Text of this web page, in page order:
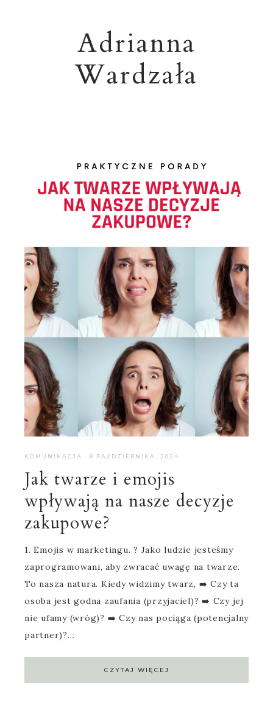
Adrianna
Wardzała
KOMUNIKACJA · 8 PAŹDZIERNIKA, 2024
Jak twarze i emojis
wpływają na nasze decyzje
zakupowe?
1. Emojis w marketingu. ? Jako ludzie jesteśmy
zaprogramowani, aby zwracać uwagę na twarze.
To nasza natura. Kiedy widzimy twarz, ➡️ Czy ta
osoba jest godna zaufania (przyjaciel)? ➡️ Czy jej
nie ufamy (wróg)? ➡️ Czy nas pociąga (potencjalny
partner)?…
CZYTAJ WIĘCEJ